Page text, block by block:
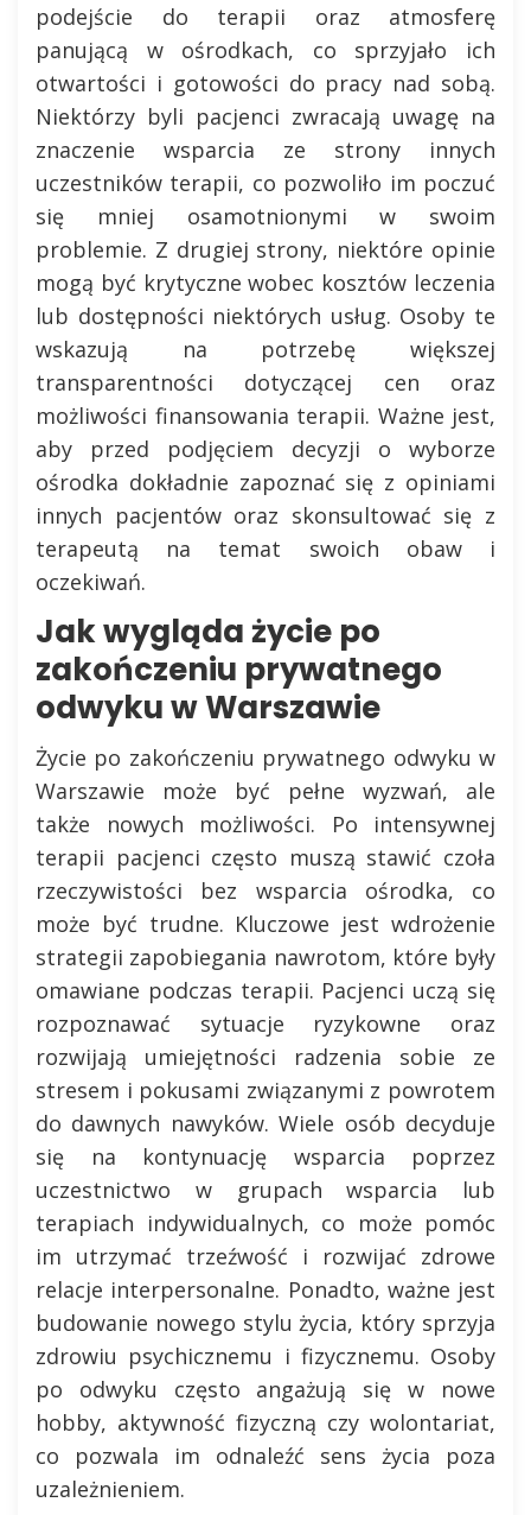
podejście do terapii oraz atmosferę
panującą w ośrodkach, co sprzyjało ich
otwartości i gotowości do pracy nad sobą.
Niektórzy byli pacjenci zwracają uwagę na
znaczenie wsparcia ze strony innych
uczestników terapii, co pozwoliło im poczuć
się mniej osamotnionymi w swoim
problemie. Z drugiej strony, niektóre opinie
mogą być krytyczne wobec kosztów leczenia
lub dostępności niektórych usług. Osoby te
wskazują na potrzebę większej
transparentności dotyczącej cen oraz
możliwości finansowania terapii. Ważne jest,
aby przed podjęciem decyzji o wyborze
ośrodka dokładnie zapoznać się z opiniami
innych pacjentów oraz skonsultować się z
terapeutą na temat swoich obaw i
oczekiwań.
Jak wygląda życie po
zakończeniu prywatnego
odwyku w Warszawie
Życie po zakończeniu prywatnego odwyku w
Warszawie może być pełne wyzwań, ale
także nowych możliwości. Po intensywnej
terapii pacjenci często muszą stawić czoła
rzeczywistości bez wsparcia ośrodka, co
może być trudne. Kluczowe jest wdrożenie
strategii zapobiegania nawrotom, które były
omawiane podczas terapii. Pacjenci uczą się
rozpoznawać sytuacje ryzykowne oraz
rozwijają umiejętności radzenia sobie ze
stresem i pokusami związanymi z powrotem
do dawnych nawyków. Wiele osób decyduje
się na kontynuację wsparcia poprzez
uczestnictwo w grupach wsparcia lub
terapiach indywidualnych, co może pomóc
im utrzymać trzeźwość i rozwijać zdrowe
relacje interpersonalne. Ponadto, ważne jest
budowanie nowego stylu życia, który sprzyja
zdrowiu psychicznemu i fizycznemu. Osoby
po odwyku często angażują się w nowe
hobby, aktywność fizyczną czy wolontariat,
co pozwala im odnaleźć sens życia poza
uzależnieniem.